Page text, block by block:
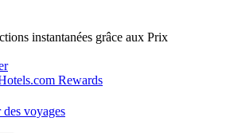
instantanées grâce aux Prix
Rewards
des voyages